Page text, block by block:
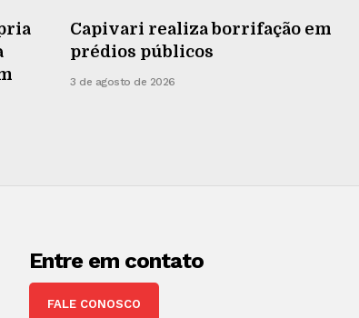
Capivari realiza borrifação em
prédios públicos
3 de agosto de 2026
Entre em contato
FALE CONOSCO